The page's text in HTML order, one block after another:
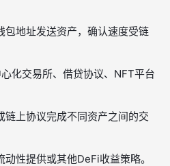
包地址发送资产，确认速度受链
化交易所、借贷协议、NFT平台
链上协议完成不同资产之间的交
动性提供或其他DeFi收益策略。